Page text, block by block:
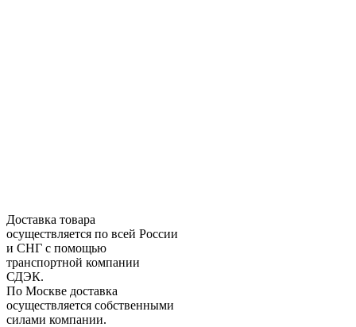
Доставка товара
осуществляется по всей России
и СНГ с помощью
транспортной компании
СДЭК.
По Москве доставка
осуществляется собственными
силами компании.